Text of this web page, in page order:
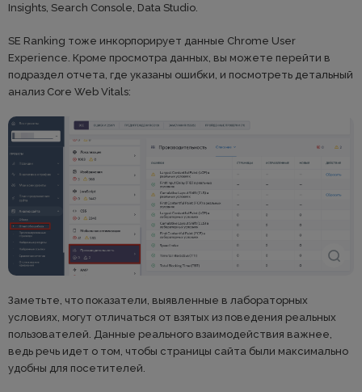
Insights, Search Console, Data Studio.
SE Ranking тоже инкорпорирует данные Chrome User
Experience. Кроме просмотра данных, вы можете перейти в
подраздел отчета, где указаны ошибки, и посмотреть детальный
анализ Core Web Vitals:
Заметьте, что показатели, выявленные в лабораторных
условиях, могут отличаться от взятых из поведения реальных
пользователей. Данные реального взаимодействия важнее,
ведь речь идет о том, чтобы страницы сайта были максимально
удобны для посетителей.